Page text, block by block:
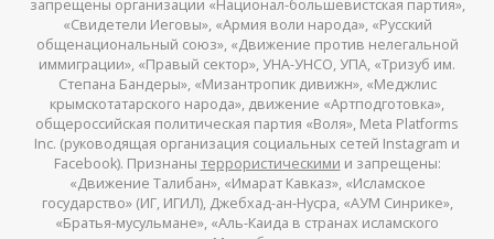
запрещены организации «Национал-большевистская партия»,
«Свидетели Иеговы», «Армия воли народа», «Русский
общенациональный союз», «Движение против нелегальной
иммиграции», «Правый сектор», УНА-УНСО, УПА, «Тризуб им.
Степана Бандеры», «Мизантропик дивижн», «Меджлис
крымскотатарского народа», движение «Артподготовка»,
общероссийская политическая партия «Воля», Meta Platforms
Inc. (руководящая организация социальных сетей Instagram и
Facebook). Признаны террористическими и запрещены:
«Движение Талибан», «Имарат Кавказ», «Исламское
государство» (ИГ, ИГИЛ), Джебхад-ан-Нусра, «АУМ Синрике»,
«Братья-мусульмане», «Аль-Каида в странах исламского